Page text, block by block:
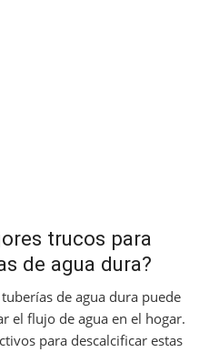
trucos para
de agua dura?
de agua dura puede
el flujo de agua en el hogar.
para descalcificar estas